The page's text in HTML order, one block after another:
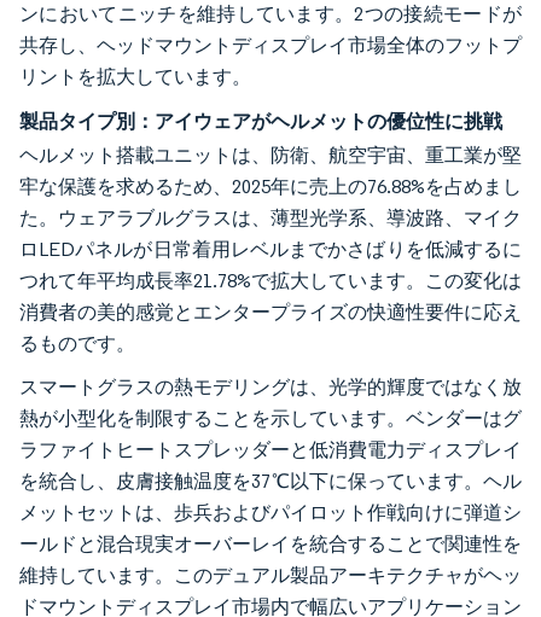
ンにおいてニッチを維持しています。2つの接続モードが
共存し、ヘッドマウントディスプレイ市場全体のフットプ
リントを拡大しています。
製品タイプ別：アイウェアがヘルメットの優位性に挑戦
ヘルメット搭載ユニットは、防衛、航空宇宙、重工業が堅
牢な保護を求めるため、2025年に売上の76.88%を占めまし
た。ウェアラブルグラスは、薄型光学系、導波路、マイク
ロLEDパネルが日常着用レベルまでかさばりを低減するに
つれて年平均成長率21.78%で拡大しています。この変化は
消費者の美的感覚とエンタープライズの快適性要件に応え
るものです。
スマートグラスの熱モデリングは、光学的輝度ではなく放
熱が小型化を制限することを示しています。ベンダーはグ
ラファイトヒートスプレッダーと低消費電力ディスプレイ
を統合し、皮膚接触温度を37℃以下に保っています。ヘル
メットセットは、歩兵およびパイロット作戦向けに弾道シ
ールドと混合現実オーバーレイを統合することで関連性を
維持しています。このデュアル製品アーキテクチャがヘッ
ドマウントディスプレイ市場内で幅広いアプリケーション